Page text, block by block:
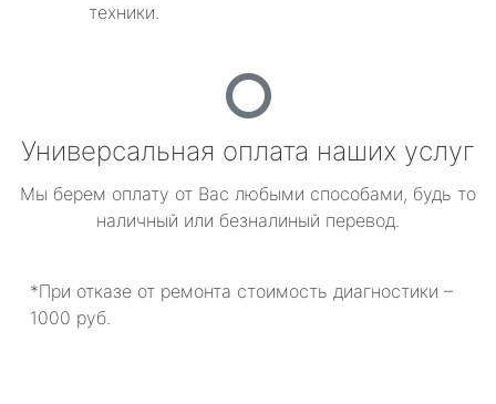
техники.
Универсальная оплата наших услуг
Мы берем оплату от Вас любыми способами, будь то
наличный или безналиный перевод.
*При отказе от ремонта стоимость диагностики –
1000 руб.